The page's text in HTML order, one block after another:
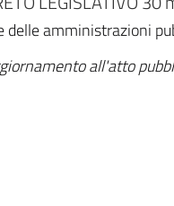
amministrazioni
all'atto